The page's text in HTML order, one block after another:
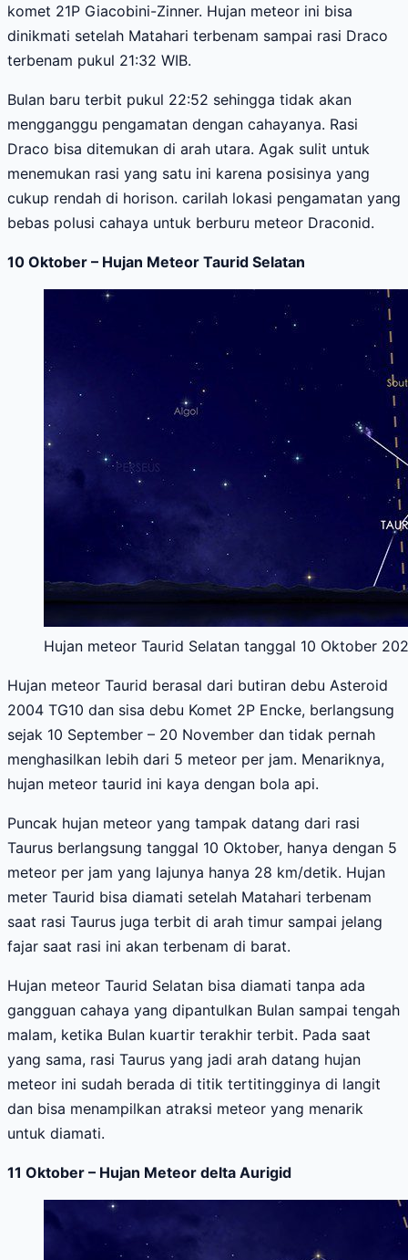
komet 21P Giacobini-Zinner. Hujan meteor ini bisa
dinikmati setelah Matahari terbenam sampai rasi Draco
terbenam pukul 21:32 WIB.
Bulan baru terbit pukul 22:52 sehingga tidak akan
mengganggu pengamatan dengan cahayanya. Rasi
Draco bisa ditemukan di arah utara. Agak sulit untuk
menemukan rasi yang satu ini karena posisinya yang
cukup rendah di horison. carilah lokasi pengamatan yang
bebas polusi cahaya untuk berburu meteor Draconid.
10 Oktober – Hujan Meteor Taurid Selatan
Hujan meteor Taurid Selatan tanggal 10 Oktober
Hujan meteor Taurid berasal dari butiran debu Asteroid
2004 TG10 dan sisa debu Komet 2P Encke, berlangsung
sejak 10 September – 20 November dan tidak pernah
menghasilkan lebih dari 5 meteor per jam. Menariknya,
hujan meteor taurid ini kaya dengan bola api.
Puncak hujan meteor yang tampak datang dari rasi
Taurus berlangsung tanggal 10 Oktober, hanya dengan 5
meteor per jam yang lajunya hanya 28 km/detik. Hujan
meter Taurid bisa diamati setelah Matahari terbenam
saat rasi Taurus juga terbit di arah timur sampai jelang
fajar saat rasi ini akan terbenam di barat.
Hujan meteor Taurid Selatan bisa diamati tanpa ada
gangguan cahaya yang dipantulkan Bulan sampai tengah
malam, ketika Bulan kuartir terakhir terbit. Pada saat
yang sama, rasi Taurus yang jadi arah datang hujan
meteor ini sudah berada di titik tertitingginya di langit
dan bisa menampilkan atraksi meteor yang menarik
untuk diamati.
11 Oktober – Hujan Meteor delta Aurigid